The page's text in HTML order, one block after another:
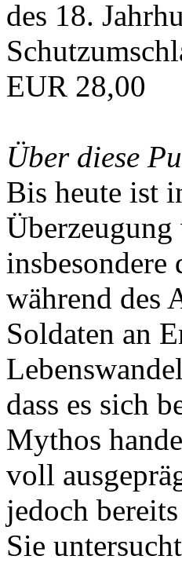
des 18.
EUR 28,00
Über diese
Bis heute ist
insbesondere
während des
Soldaten an
dass es sich
Mythos
voll
jedoch
Sie